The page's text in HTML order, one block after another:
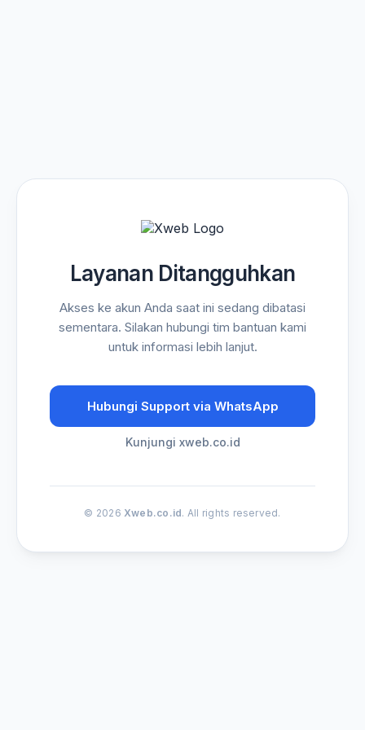
Layanan Ditangguhkan
Akses ke akun Anda saat ini sedang dibatasi
sementara. Silakan hubungi tim bantuan kami
untuk informasi lebih lanjut.
Hubungi Support via WhatsApp
Kunjungi xweb.co.id
© 2026 Xweb.co.id. All rights reserved.